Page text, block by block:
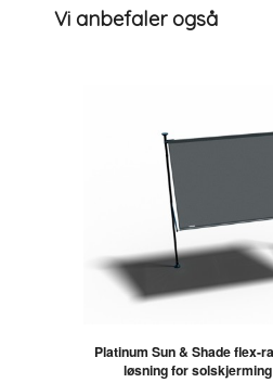
Vi anbefaler også
Platinum Sun & Shade flex-
løsning for